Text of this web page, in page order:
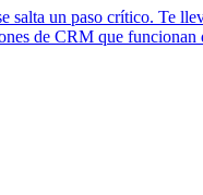
salta un paso crítico. Te
de CRM que funcionan